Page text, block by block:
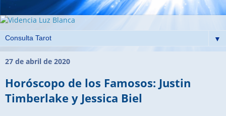
▼
27 de abril de 2020
Horóscopo de los Famosos: Justin
Timberlake y Jessica Biel